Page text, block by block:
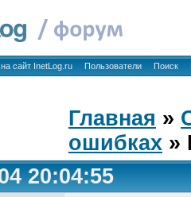
сайт InetLog.ru Пользователи Поиск
Главная »
ошибках »
20:04:55